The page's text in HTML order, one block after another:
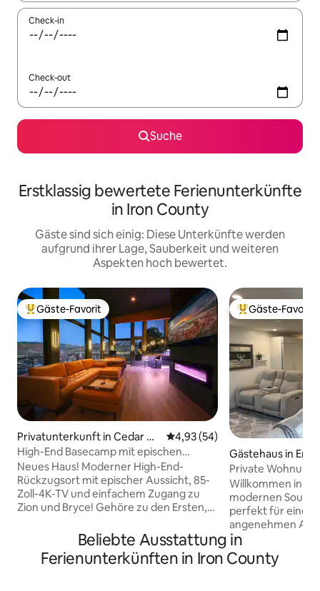
Check-in
Check-out
Suche
Erstklassig bewertete Ferienunterkünfte
in Iron County
Gäste sind sich einig: Diese Unterkünfte werden
aufgrund ihrer Lage, Sauberkeit und weiteren
Aspekten hoch bewertet.
Beliebter Gäste-Favorit.
Gäste-Favorit
Privatunterkunft in Cedar Cit
y
Durchschnittliche Bewertung:
4,93 (54)
High-End Basecamp mit epischen
Aussichten: in der Nähe des Zion NP
Neues Haus! Moderner High-End-
Rückzugsort mit epischer Aussicht, 85-
Zoll-4K-TV und einfachem Zugang zu
Zion und Bryce! Gehöre zu den Ersten,
erleben, das im Oktober 2024 gebaut
liegt auf dem Kamm der Stadt, um einen
Beliebter Gäste-
Gäste-Favorit
Gästehaus in
Private Wohnung
Kingsize-
Küche
Willkommen in
modernen
perfekt für einen
angenehmen
Utahs. Diese vollständig fertiggestellte
Unterkunft bietet
geräumige
Beliebte Ausstattung in
Ferienunterkünften in Iron County